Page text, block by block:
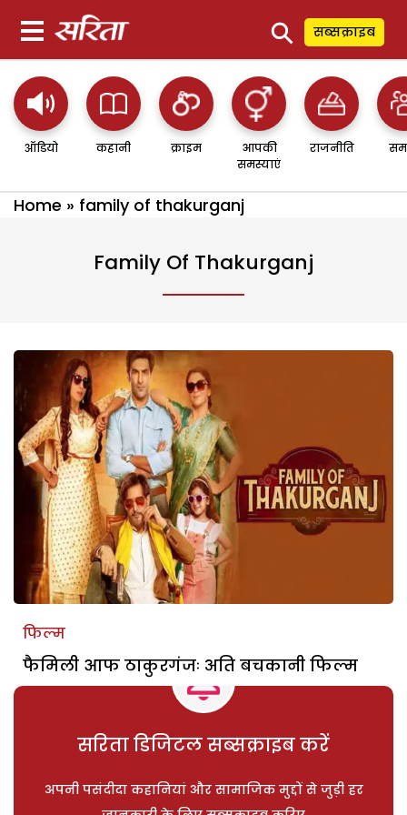
⚲ सब्सक्राइब
ऑडियो कहानी क्राइम
आपकी
समस्याएं
राजनीति
Home » family of thakurganj
Family Of Thakurganj
फिल्म
फैमिली आफ ठाकुरगंजः अति बचकानी फिल्म
सरिता डिजिटल सब्सक्राइब करें
अपनी पसंदीदा कहानियां और सामाजिक मुद्दों से जुड़ी हर